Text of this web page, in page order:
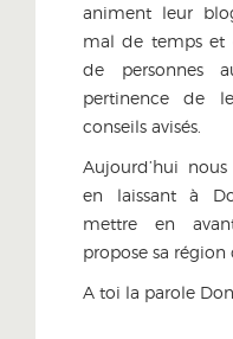
animent leur
mal de temps et
de personnes
pertinence de
conseils avisés.
Aujourd’hui
en laissant à
mettre en
propose sa région
A toi la parole